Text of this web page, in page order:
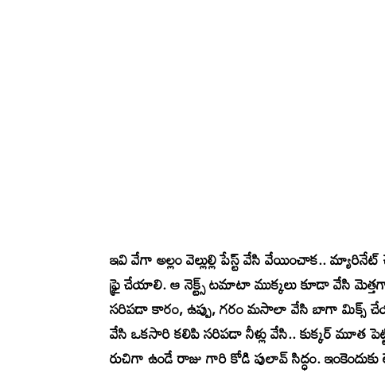
ఇవి వేగా అల్లం వెల్లుల్లి పేస్ట్ వేసి వేయించాక..
ఫ్రై చేయాలి. ఆ నెక్ట్స్ టమాటా ముక్కలు కూడా వేసి
సరిపడా కారం, ఉప్పు, గరం మసాలా వేసి బాగా మిక్స్
వేసి ఒకసారి కలిపి సరిపడా నీళ్లు వేసి.. కుక్కర్ మూత
రుచిగా ఉండే రాజు గారి కోడి పులావ్ సిద్ధం.